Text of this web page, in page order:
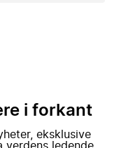
i forkant
eksklusive